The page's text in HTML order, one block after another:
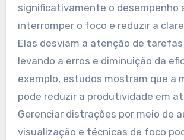
significativamente o desempenho
interromper o foco e reduzir a
Elas desviam a atenção de
levando a erros e diminuição da
exemplo, estudos mostram que a
pode reduzir a produtividade em
Gerenciar distrações por meio de
visualização e técnicas de foco